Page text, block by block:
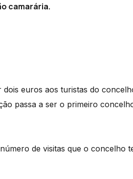
camarária.
euros aos turistas do
passa a ser o primeiro
de visitas que o concelho